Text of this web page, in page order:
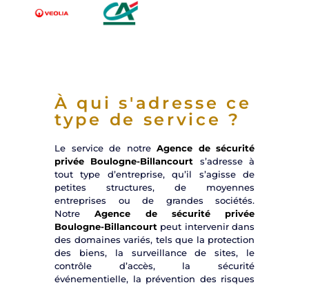
À qui s'adresse ce
type de service ?
Le service de notre Agence de sécurité
privée Boulogne-Billancourt s’adresse à
tout type d’entreprise, qu’il s’agisse de
petites structures, de moyennes
entreprises ou de grandes sociétés.
NotreAgence de sécurité privée
Boulogne-Billancourt peut intervenir dans
des domaines variés, tels que la protection
des biens, la surveillance de sites, le
contrôle d’accès, la sécurité
événementielle, la prévention des risques